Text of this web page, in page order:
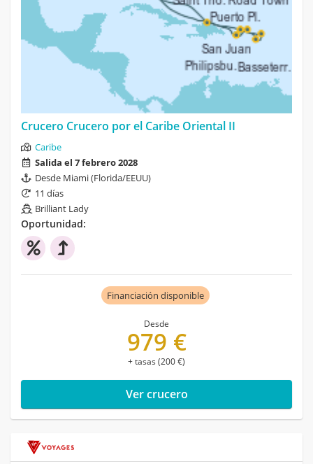
Crucero Crucero por el Caribe Oriental II
Caribe
Salida el 7 febrero 2028
Desde Miami (Florida/EEUU)
11 días
Brilliant Lady
Oportunidad:
Financiación disponible
Desde
979 €
+ tasas (200 €)
Ver crucero